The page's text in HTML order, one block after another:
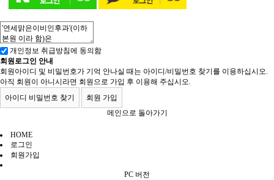
개인정보 취급방침에 동의함
회원로그인 안내
회원아이디 및 비밀번호가 기억 안나실 때는 아이디/비밀번호 찾기를 이용하십시오.
아직 회원이 아니시라면 회원으로 가입 후 이용해 주십시오.
아이디 비밀번호 찾기
회원 가입
메인으로 돌아가기
HOME
로그인
회원가입
PC 버전